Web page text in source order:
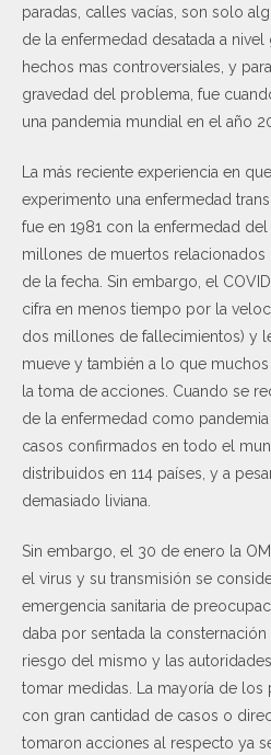
paradas, calles vacías, son solo
de la enfermedad desatada a
hechos mas controversiales, y
gravedad del problema, fue
una pandemia mundial en el año
La más reciente experiencia en
experimento una enfermedad
fue en 1981 con la enfermedad
millones de muertos relacionados
de la fecha. Sin embargo, el
cifra en menos tiempo por la
dos millones de fallecimientos) y
mueve y también a lo que
la toma de acciones. Cuando se
de la enfermedad como pandemia
casos confirmados en todo el
distribuidos en 114 países, y a
demasiado liviana.
Sin embargo, el 30 de enero la
el virus y su transmisión se
emergencia sanitaria de
daba por sentada la
riesgo del mismo y las
tomar medidas. La mayoría de los
con gran cantidad de casos o
tomaron acciones al respecto ya